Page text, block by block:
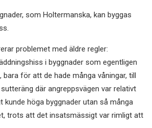
som Holtermanska, kan byggas
problemet med äldre regler:
i byggnader som egentligen
bara för att de hade många våningar, till
där angreppsvägen var relativt
kunde höga byggnader utan så många
trots att det insatsmässigt var rimligt att